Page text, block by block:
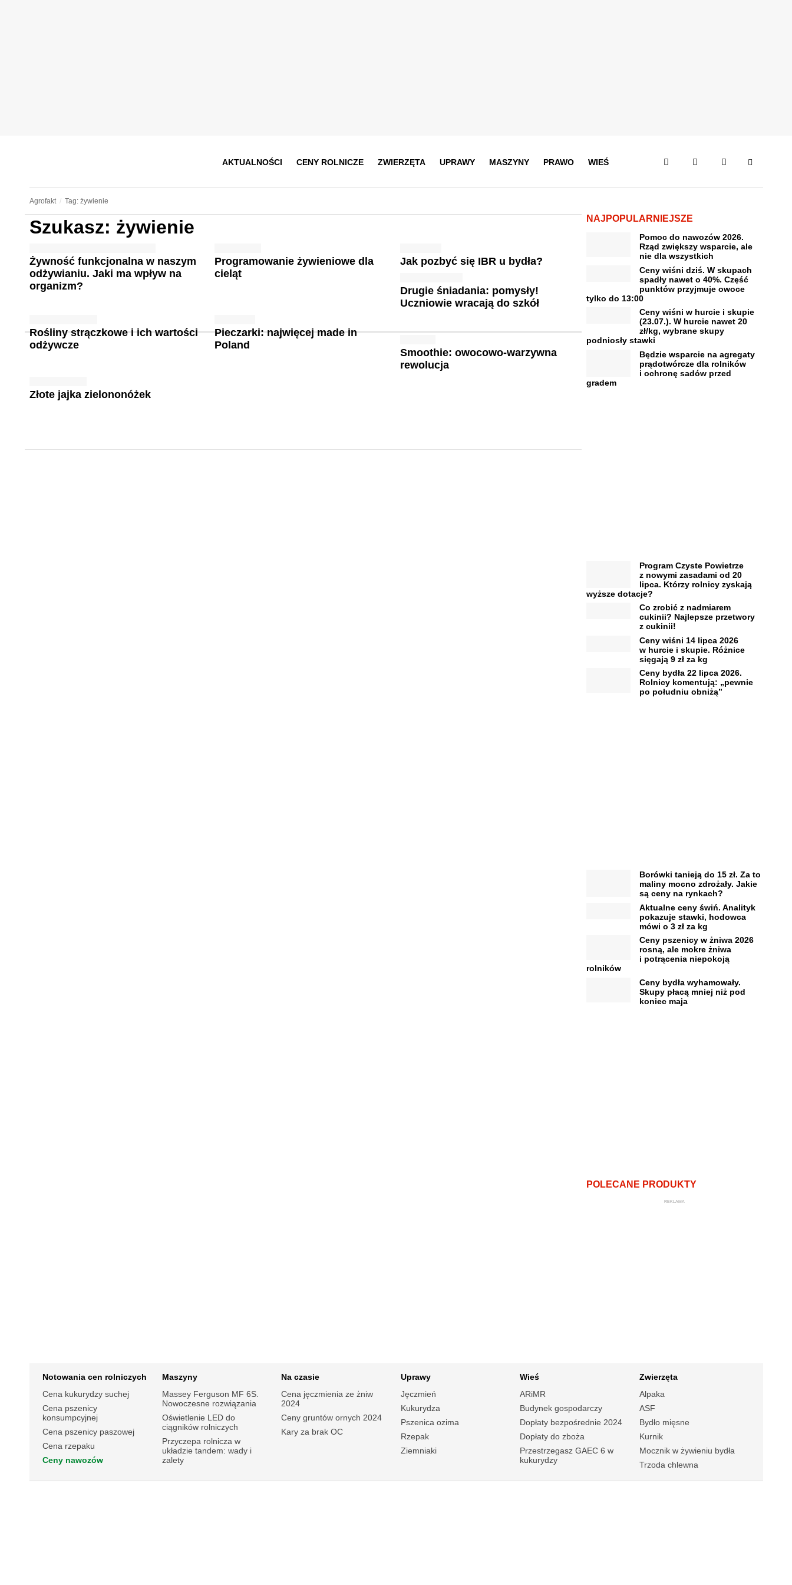
AKTUALNOŚCI CENY ROLNICZE ZWIERZĘTA UPRAWY MASZYNY PRAWO WIEŚ
Agrofakt Tag: żywienie
Szukasz: żywienie
Żywność funkcjonalna w naszym
odżywianiu. Jaki ma wpływ na
organizm?
Programowanie żywieniowe dla
cieląt
Jak pozbyć się IBR u bydła?
Drugie śniadania: pomysły!
Uczniowie wracają do szkół
Rośliny strączkowe i ich wartości
odżywcze
Pieczarki: najwięcej made in
Poland
Smoothie: owocowo-warzywna
rewolucja
Złote jajka zielononóżek
NAJPOPULARNIEJSZE
Pomoc do nawozów 2026.
Rząd zwiększy wsparcie, ale
nie dla wszystkich
Ceny wiśni dziś. W skupach
spadły nawet o 40%. Część
punktów przyjmuje owoce
tylko do 13:00
Ceny wiśni w hurcie i skupie
(23.07.). W hurcie nawet 20
zł/kg, wybrane skupy
podniosły stawki
Będzie wsparcie na agregaty
prądotwórcze dla rolników
i ochronę sadów przed
gradem
Program Czyste Powietrze
z nowymi zasadami od 20
lipca. Którzy rolnicy zyskają
wyższe dotacje?
Co zrobić z nadmiarem
cukinii? Najlepsze przetwory
z cukinii!
Ceny wiśni 14 lipca 2026
w hurcie i skupie. Różnice
sięgają 9 zł za kg
Ceny bydła 22 lipca 2026.
Rolnicy komentują: „pewnie
po południu obniżą”
Borówki tanieją do 15 zł. Za to
maliny mocno zdrożały. Jakie
są ceny na rynkach?
Aktualne ceny świń. Analityk
pokazuje stawki, hodowca
mówi o 3 zł za kg
Ceny pszenicy w żniwa 2026
rosną, ale mokre żniwa
i potrącenia niepokoją
rolników
Ceny bydła wyhamowały.
Skupy płacą mniej niż pod
koniec maja
POLECANE PRODUKTY
REKLAMA
Notowania cen rolniczych
Cena kukurydzy suchej
Cena pszenicy
konsumpcyjnej
Cena pszenicy paszowej
Cena rzepaku
Ceny nawozów
Maszyny
Massey Ferguson MF 6S.
Nowoczesne rozwiązania
Oświetlenie LED do
ciągników rolniczych
Przyczepa rolnicza w
układzie tandem: wady i
zalety
Na czasie
Cena jęczmienia ze żniw
2024
Ceny gruntów ornych 2024
Kary za brak OC
Uprawy
Jęczmień
Kukurydza
Pszenica ozima
Rzepak
Ziemniaki
Wieś
ARiMR
Budynek gospodarczy
Dopłaty bezpośrednie 2024
Dopłaty do zboża
Przestrzegasz GAEC 6 w
kukurydzy
Zwierzęta
Alpaka
ASF
Bydło mięsne
Kurnik
Mocznik w żywieniu bydła
Trzoda chlewna